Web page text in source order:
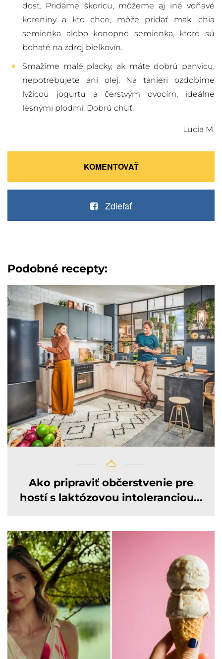
dosť. Pridáme škoricu, môžeme aj iné voňavé
koreniny a kto chce, môže pridať mak, chia
semienka alebo konopné semienka, ktoré sú
bohaté na zdroj bielkovín.
Smažíme malé placky, ak máte dobrú panvicu,
nepotrebujete ani olej. Na tanieri ozdobíme
lyžicou jogurtu a čerstvým ovocím, ideálne
lesnými plodmi. Dobrú chuť.
Lucia M.
KOMENTOVAŤ
Zdieľať
Podobné recepty:
Ako pripraviť občerstvenie pre
hostí s laktózovou intoleranciou...